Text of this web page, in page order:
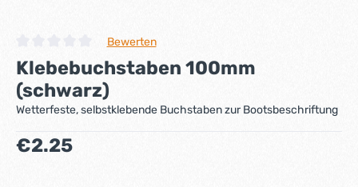
Durchschnittliche Bewertung von 0 von 5 Sternen
Bewerten
Klebebuchstaben 100mm
(schwarz)
Wetterfeste, selbstklebende Buchstaben zur Bootsbeschriftung
Regulärer Preis:
€2.25